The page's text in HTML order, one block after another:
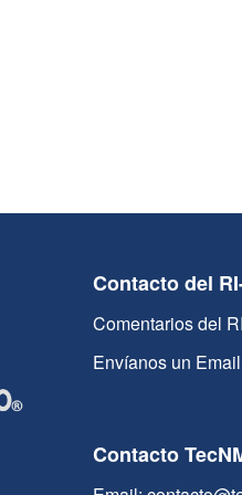
Contacto del
Comentarios del
Envíanos un
Contacto